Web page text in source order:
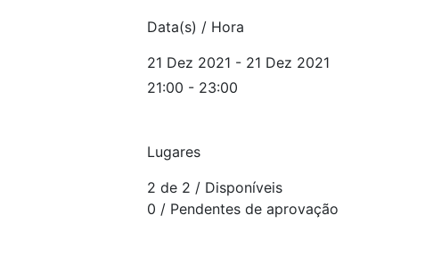
Data(s) / Hora
21 Dez 2021 - 21 Dez 2021
21:00 - 23:00
Lugares
2 de 2 / Disponíveis
0 / Pendentes de aprovação